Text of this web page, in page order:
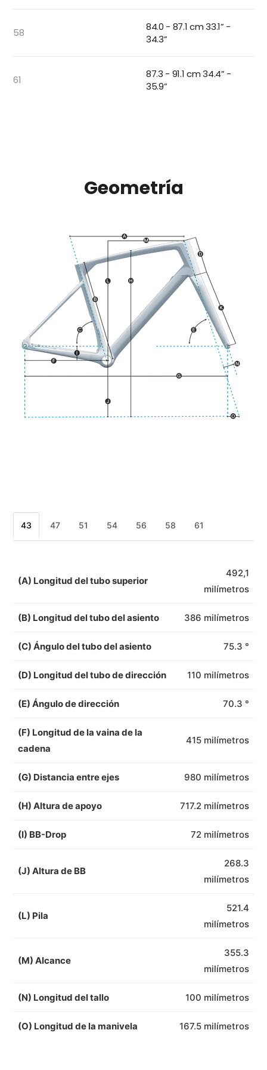
58
84.0 - 87.1 cm 33.1” -
34.3”
61
87.3 - 91.1 cm 34.4” -
35.9”
Geometría
43 47 51 54 56 58 61
(A) Longitud del tubo superior
492,1
milímetros
(B) Longitud del tubo del asiento 386 milímetros
(C) Ángulo del tubo del asiento 75.3 °
(D) Longitud del tubo de dirección 110 milímetros
(E) Ángulo de dirección 70.3 °
(F) Longitud de la vaina de la
cadena
415 milímetros
(G) Distancia entre ejes 980 milímetros
(H) Altura de apoyo 717.2 milímetros
(I) BB-Drop 72 milímetros
(J) Altura de BB
268.3
milímetros
(L) Pila
521.4
milímetros
(M) Alcance
355.3
milímetros
(N) Longitud del tallo 100 milímetros
(O) Longitud de la manivela 167.5 milímetros